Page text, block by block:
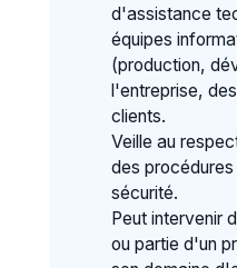
d'assistance
équipes
(production,
l'entreprise,
clients.
Veille au
des
sécurité.
Peut intervenir
ou partie d'un